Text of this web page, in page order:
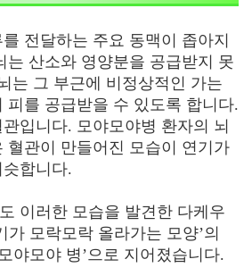
전달하는 주요 동맥이 좁아지
는 산소와 영양분을 공급받지 못
는 그 부근에 비정상적인 가는
피를 공급받을 수 있도록 합니다.
입니다. 모야모야병 환자의 뇌
혈관이 만들어진 모습이 연기가
합니다.
이러한 모습을 발견한 다케우
가 모락모락 올라가는 모양’의
야모야 병’으로 지어졌습니다.